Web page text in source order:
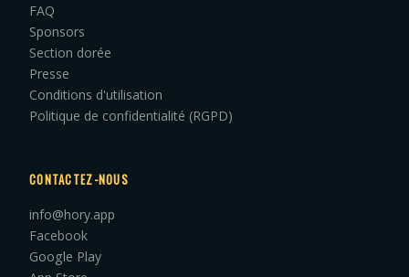
FAQ
Sponsors
Section dorée
Presse
Conditions d'utilisation
Politique de confidentialité (RGPD)
CONTACTEZ-NOUS
info@hory.app
Facebook
Google Play